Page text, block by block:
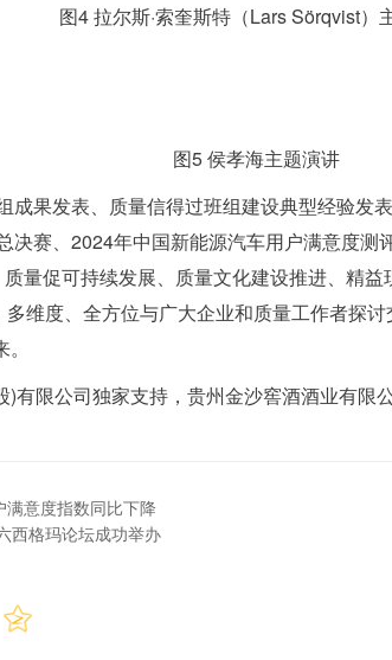
图4 拉尔斯·索奎斯特（Lars Sörqvist）
图5 侯孝海主题演讲
成果发表、质量信得过班组建设典型经验发
决赛、2024年中国新能源汽车用户满意度测
量促可持续发展、质量文化建设推进、精
维度、全方位与广大企业和质量工作者探
有限公司独家支持，贵州金沙窖酒酒业有限
满意度指数同比下降
西格玛论坛成功举办